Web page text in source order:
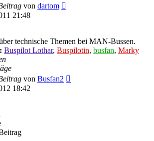
von dartom
21:48
technische Themen bei MAN-Bussen.
Buspilot Lothar, Buspilotin, busfan, Marky
von Busfan2
18:42